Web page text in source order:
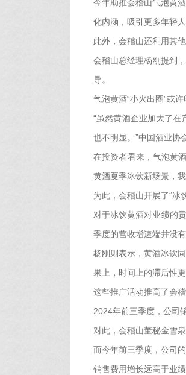
今年助推会稽山气泡黄
化内涵，吸引更多年轻
此外，会稽山还利用其
会稽山总经理杨刚提到
导。
气泡黄酒“小火出圈”或
“虽然黄酒企业加大了
也不明显。”中国酒业协
在投资者看来，气泡黄
黄酒夏季冰饮新场景，
为此，会稽山开展了“冰
对于冰饮黄酒对业绩的
季度的营收增速端并没
杨刚则表示，黄酒冰饮
果上，时间上的滞后性
这些推广活动推高了会
2024年前三季度，公司
对此，会稽山董秘金雪
而今年前三季度，公司
销售费用增长远高于业